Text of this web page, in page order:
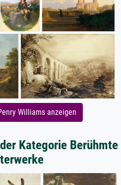
Williams anzeigen
Kategorie Berühmte